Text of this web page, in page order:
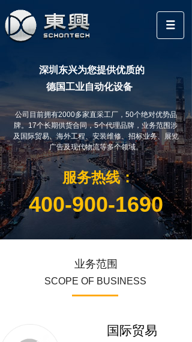
深圳东兴为您提供优质的
德国工业自动化设备
公司目前拥有2000多家直采工厂，50个绝对优势品
牌。17个长期供货合同，5个代理品牌，业务范围涉
及国际贸易、海外工程、安装维修、招标业务、展览
广告及现代物流等多个领域。
服务热线：
400-900-1690
业务范围
SCOPE OF BUSINESS
国际贸易